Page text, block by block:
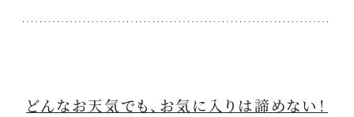
どんなお天気でも、お気に入りは諦めない！